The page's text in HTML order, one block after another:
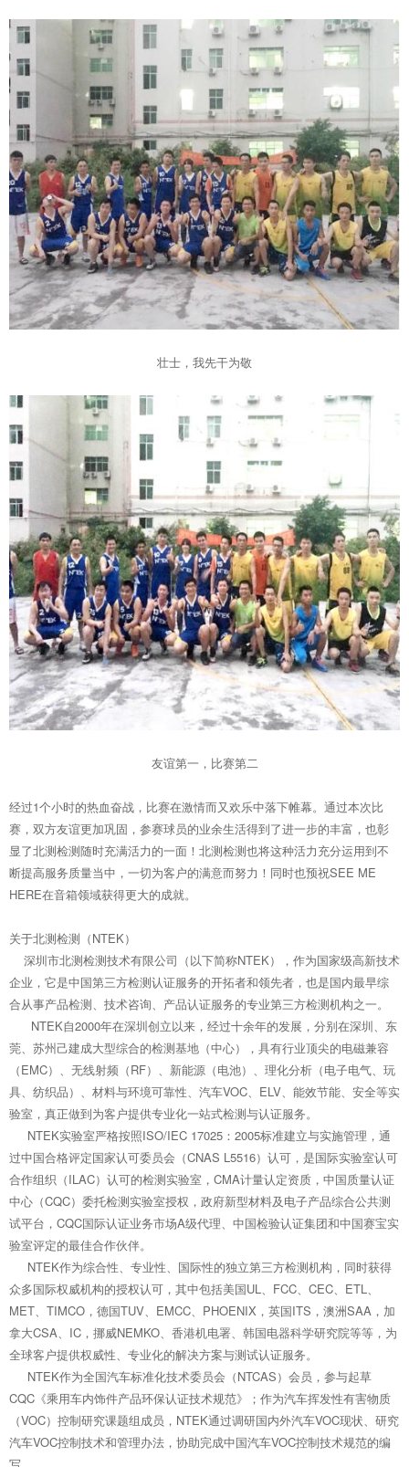
壮士，我先干为敬
友谊第一，比赛第二
经过1个小时的热血奋战，比赛在激情而又欢乐中落下帷幕。通过本次比
赛，双方友谊更加巩固，参赛球员的业余生活得到了进一步的丰富，也彰
显了北测检测随时充满活力的一面！北测检测也将这种活力充分运用到不
断提高服务质量当中，一切为客户的满意而努力！同时也预祝SEE ME
HERE在音箱领域获得更大的成就。
关于北测检测（NTEK）
深圳市北测检测技术有限公司（以下简称NTEK），作为国家级高新技术
企业，它是中国第三方检测认证服务的开拓者和领先者，也是国内最早综
合从事产品检测、技术咨询、产品认证服务的专业第三方检测机构之一。
NTEK自2000年在深圳创立以来，经过十余年的发展，分别在深圳、东
莞、苏州己建成大型综合的检测基地（中心），具有行业顶尖的电磁兼容
（EMC）、无线射频（RF）、新能源（电池）、理化分析（电子电气、玩
具、纺织品）、材料与环境可靠性、汽车VOC、ELV、能效节能、安全等实
验室，真正做到为客户提供专业化一站式检测与认证服务。
NTEK实验室严格按照ISO/IEC 17025：2005标准建立与实施管理，通
过中国合格评定国家认可委员会（CNAS L5516）认可，是国际实验室认可
合作组织（ILAC）认可的检测实验室，CMA计量认定资质，中国质量认证
中心（CQC）委托检测实验室授权，政府新型材料及电子产品综合公共测
试平台，CQC国际认证业务市场A级代理、中国检验认证集团和中国赛宝实
验室评定的最佳合作伙伴。
NTEK作为综合性、专业性、国际性的独立第三方检测机构，同时获得
众多国际权威机构的授权认可，其中包括美国UL、FCC、CEC、ETL、
MET、TIMCO，德国TUV、EMCC、PHOENIX，英国ITS，澳洲SAA，加
拿大CSA、IC，挪威NEMKO、香港机电署、韩国电器科学研究院等等，为
全球客户提供权威性、专业化的解决方案与测试认证服务。
NTEK作为全国汽车标准化技术委员会（NTCAS）会员，参与起草
CQC《乘用车内饰件产品环保认证技术规范》；作为汽车挥发性有害物质
（VOC）控制研究课题组成员，NTEK通过调研国内外汽车VOC现状、研究
汽车VOC控制技术和管理办法，协助完成中国汽车VOC控制技术规范的编